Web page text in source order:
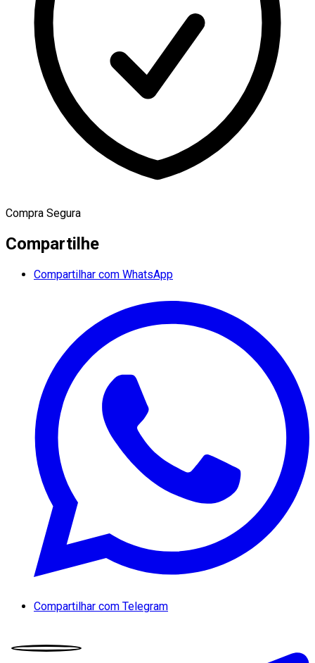
Compra Segura
Compartilhe
Compartilhar com WhatsApp
Compartilhar com Telegram